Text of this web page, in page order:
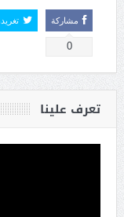
مشاركة
0
تعرف علينا